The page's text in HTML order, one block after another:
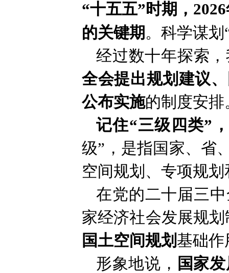
“十五五”时期 ，
的关键期 。科学谋
经过数十年探索
全会提出规划建议
公布实施的制度安
记住“三级四类”
级”，是指国家、省
空间规划、专项规
在党的二十届三
家经济社会发展规
国土空间规划 基础作
形象地说， 国家